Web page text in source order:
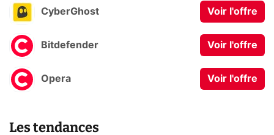
CyberGhost Voir l'offre
Bitdefender Voir l'offre
Opera Voir l'offre
Les tendances